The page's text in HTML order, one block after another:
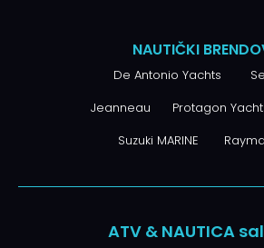
NAUTIČKI
De Antonio Yachts
Jeanneau Protagon
Suzuki MARINE
ATV & NAUTICA